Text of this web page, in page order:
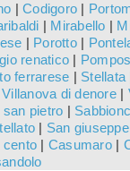
| Codigoro |
| Mirabello |
| Porotto|
renatico |
ferrarese | Stellata
Villanova di denore|
san pietro |
| San
cento | Casumaro|